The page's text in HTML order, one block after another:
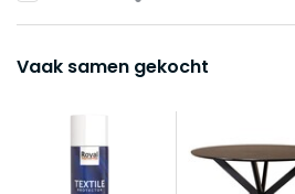
Vaak samen gekocht